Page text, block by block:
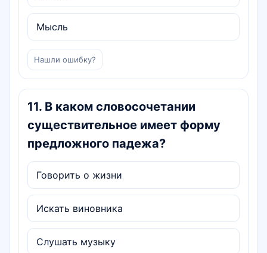
Мысль
Нашли ошибку?
11. В каком словосочетании
существительное имеет форму
предложного падежа?
Говорить о жизни
Искать виновника
Слушать музыку